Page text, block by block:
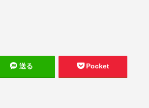
送る Pocket